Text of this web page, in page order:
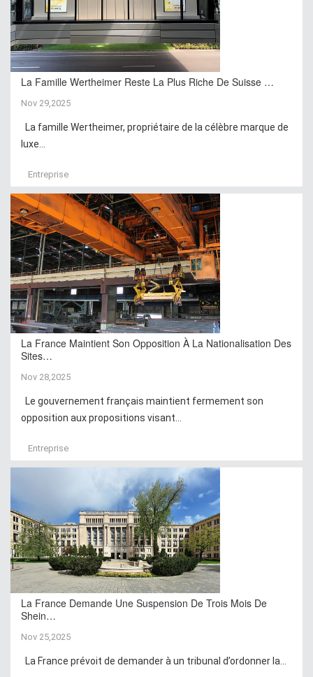
La Famille Wertheimer Reste La Plus Riche De Suisse …
Nov 29,2025
La famille Wertheimer, propriétaire de la célèbre marque de
luxe...
Entreprise
La France Maintient Son Opposition À La Nationalisation Des
Sites…
Nov 28,2025
Le gouvernement français maintient fermement son
opposition aux propositions visant...
Entreprise
La France Demande Une Suspension De Trois Mois De
Shein…
Nov 25,2025
La France prévoit de demander à un tribunal d’ordonner la...